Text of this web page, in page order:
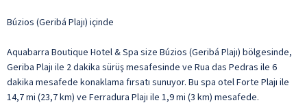
Búzios (Geribá Plajı) içinde
Aquabarra Boutique Hotel & Spa size Búzios (Geribá Plajı) bölgesinde,
Geriba Plajı ile 2 dakika sürüş mesafesinde ve Rua das Pedras ile 6
dakika mesafede konaklama fırsatı sunuyor. Bu spa otel Forte Plajı ile
14,7 mi (23,7 km) ve Ferradura Plajı ile 1,9 mi (3 km) mesafede.